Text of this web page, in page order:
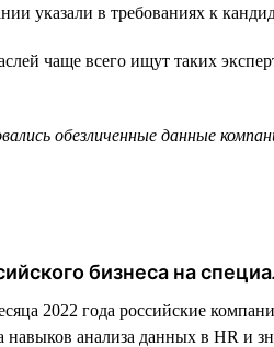
указали в требованиях к
чаще всего ищут таких
обезличенные данные
бизнеса на
2022 года российские
навыков анализа данных в HR и